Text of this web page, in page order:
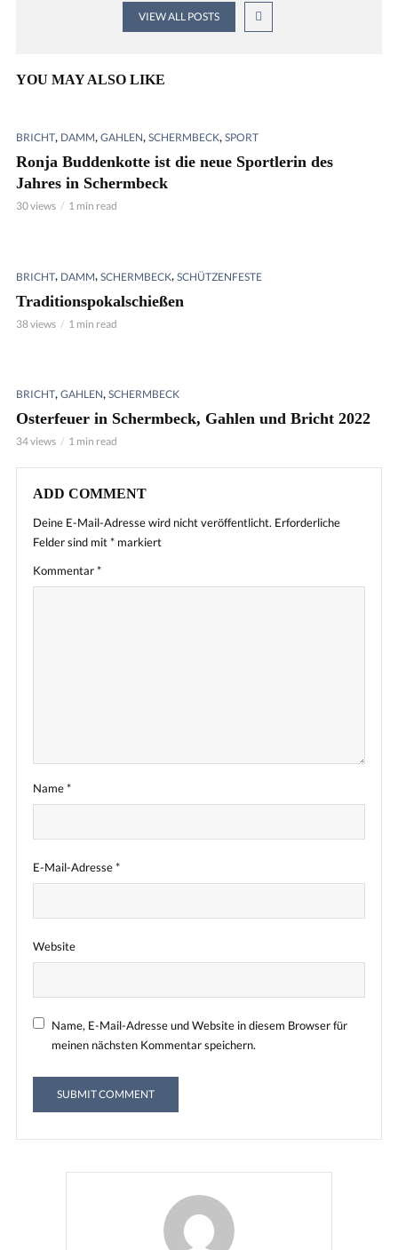
VIEW ALL POSTS
YOU MAY ALSO LIKE
BRICHT, DAMM, GAHLEN, SCHERMBECK, SPORT
Ronja Buddenkotte ist die neue Sportlerin des
Jahres in Schermbeck
30 views 1 min read
BRICHT, DAMM, SCHERMBECK, SCHÜTZENFESTE
Traditionspokalschießen
38 views 1 min read
BRICHT, GAHLEN, SCHERMBECK
Osterfeuer in Schermbeck, Gahlen und Bricht 2022
34 views 1 min read
ADD COMMENT
Deine E-Mail-Adresse wird nicht veröffentlicht. Erforderliche
Felder sind mit* markiert
Kommentar*
Name*
E-Mail-Adresse*
Website
Name, E-Mail-Adresse und Website in diesem Browser für
meinen nächsten Kommentar speichern.